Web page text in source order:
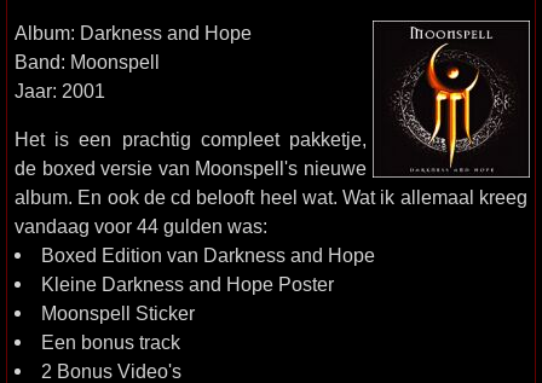
Album: Darkness and Hope
Band: Moonspell
Jaar: 2001
Het is een prachtig compleet pakketje,
de boxed versie van Moonspell's nieuwe
album. En ook de cd belooft heel wat. Wat ik allemaal kreeg
vandaag voor 44 gulden was:
Boxed Edition van Darkness and Hope
Kleine Darkness and Hope Poster
Moonspell Sticker
Een bonus track
2 Bonus Video's